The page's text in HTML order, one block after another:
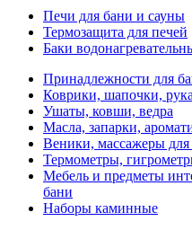
Печи для бани и сауны
Термозащита для печей
Баки
Принадлежности для
Коврики, шапочки,
Ушаты, ковши, ведра
Масла, запарки,
Веники, массажеры
Термометры,
Мебель и предметы
бани
Наборы каминные